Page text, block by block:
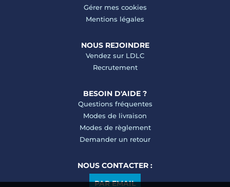
Gérer mes cookies
Mentions légales
NOUS REJOINDRE
Vendez sur LDLC
Recrutement
BESOIN D'AIDE ?
Questions fréquentes
Modes de livraison
Modes de règlement
Demander un retour
NOUS CONTACTER :
PAR EMAIL